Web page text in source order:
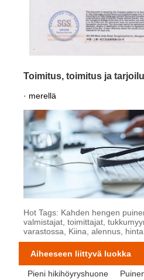
Toimitus, toimitus ja tarjoilu
· merellä
Hot Tags: Kahden hengen
valmistajat, toimittajat,
varastossa, Kiina, alennus,
Aiheeseen liittyvä luokka
Pieni hikihöyryshuone